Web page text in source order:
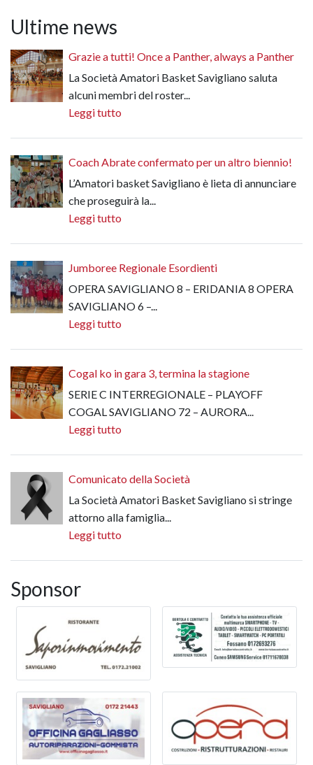
Ultime news
Grazie a tutti! Once a Panther, always a Panther
La Società Amatori Basket Savigliano saluta
alcuni membri del roster...
Leggi tutto
Coach Abrate confermato per un altro biennio!
L’Amatori basket Savigliano è lieta di annunciare
che proseguirà la...
Leggi tutto
Jumboree Regionale Esordienti
OPERA SAVIGLIANO 8 – ERIDANIA 8 OPERA
SAVIGLIANO 6 –...
Leggi tutto
Cogal ko in gara 3, termina la stagione
SERIE C INTERREGIONALE – PLAYOFF
COGAL SAVIGLIANO 72 – AURORA...
Leggi tutto
Comunicato della Società
La Società Amatori Basket Savigliano si stringe
attorno alla famiglia...
Leggi tutto
Sponsor